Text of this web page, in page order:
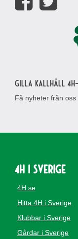
Gilla Kallhäll 4H-
Få nyheter från oss
4H i Sverige
4H.se
Hitta 4H i Sverige
Klubbar i Sverige
Gårdar i Sverige